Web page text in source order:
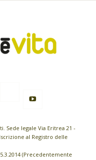
Sede legale Via Eritrea 21 -
al Registro delle
(Precedentemente